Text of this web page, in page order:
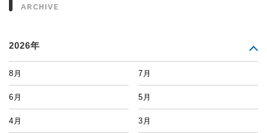
ARCHIVE
2026年
8月 7月
6月 5月
4月 3月